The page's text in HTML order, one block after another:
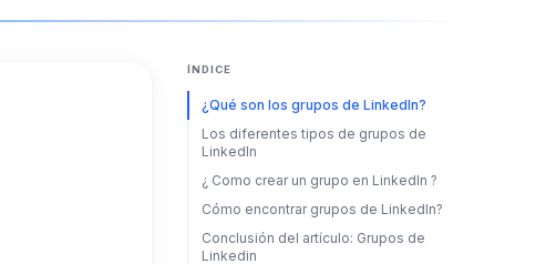
ÍNDICE
¿Qué son los grupos de LinkedIn?
Los diferentes tipos de grupos de
LinkedIn
¿ Como crear un grupo en LinkedIn ?
Cómo encontrar grupos de LinkedIn?
Conclusión del artículo: Grupos de
Linkedin